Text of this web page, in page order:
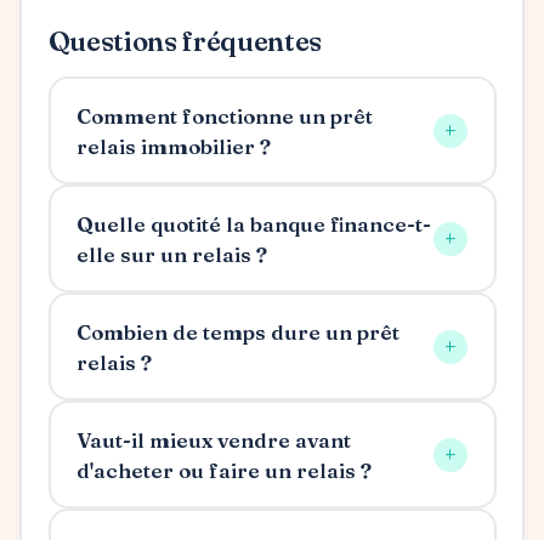
Questions fréquentes
Comment fonctionne un prêt
relais immobilier ?
+
Quelle quotité la banque finance-t-
elle sur un relais ?
+
Combien de temps dure un prêt
relais ?
+
Vaut-il mieux vendre avant
d'acheter ou faire un relais ?
+